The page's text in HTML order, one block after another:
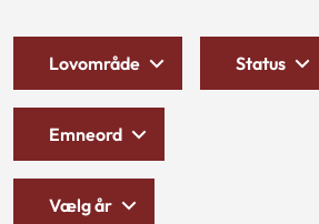
Lovområde Status
Emneord
Vælg år